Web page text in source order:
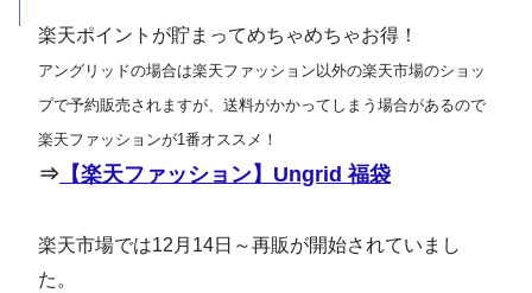
楽天ポイントが貯まってめちゃめちゃお得！
アングリッドの場合は楽天ファッション以外の楽天市場のショッ
プで予約販売されますが、送料がかかってしまう場合があるので
楽天ファッションが1番オススメ！
⇒ 【楽天ファッション】Ungrid 福袋
楽天市場では12月14日～再販が開始されていまし
た。